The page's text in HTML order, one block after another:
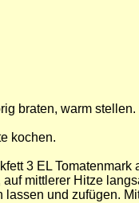
braten, warm stellen.
kochen.
3 EL
mittlerer Hitze
und zufügen.